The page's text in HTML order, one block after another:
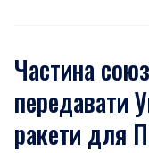
Частина
передавати
ракети для